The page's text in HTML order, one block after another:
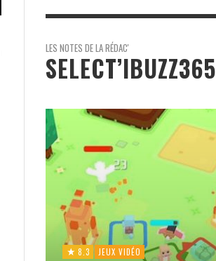
LES NOTES DE LA RÉDAC'
SELECT’IBUZZ365
8.3 JEUX VIDÉO